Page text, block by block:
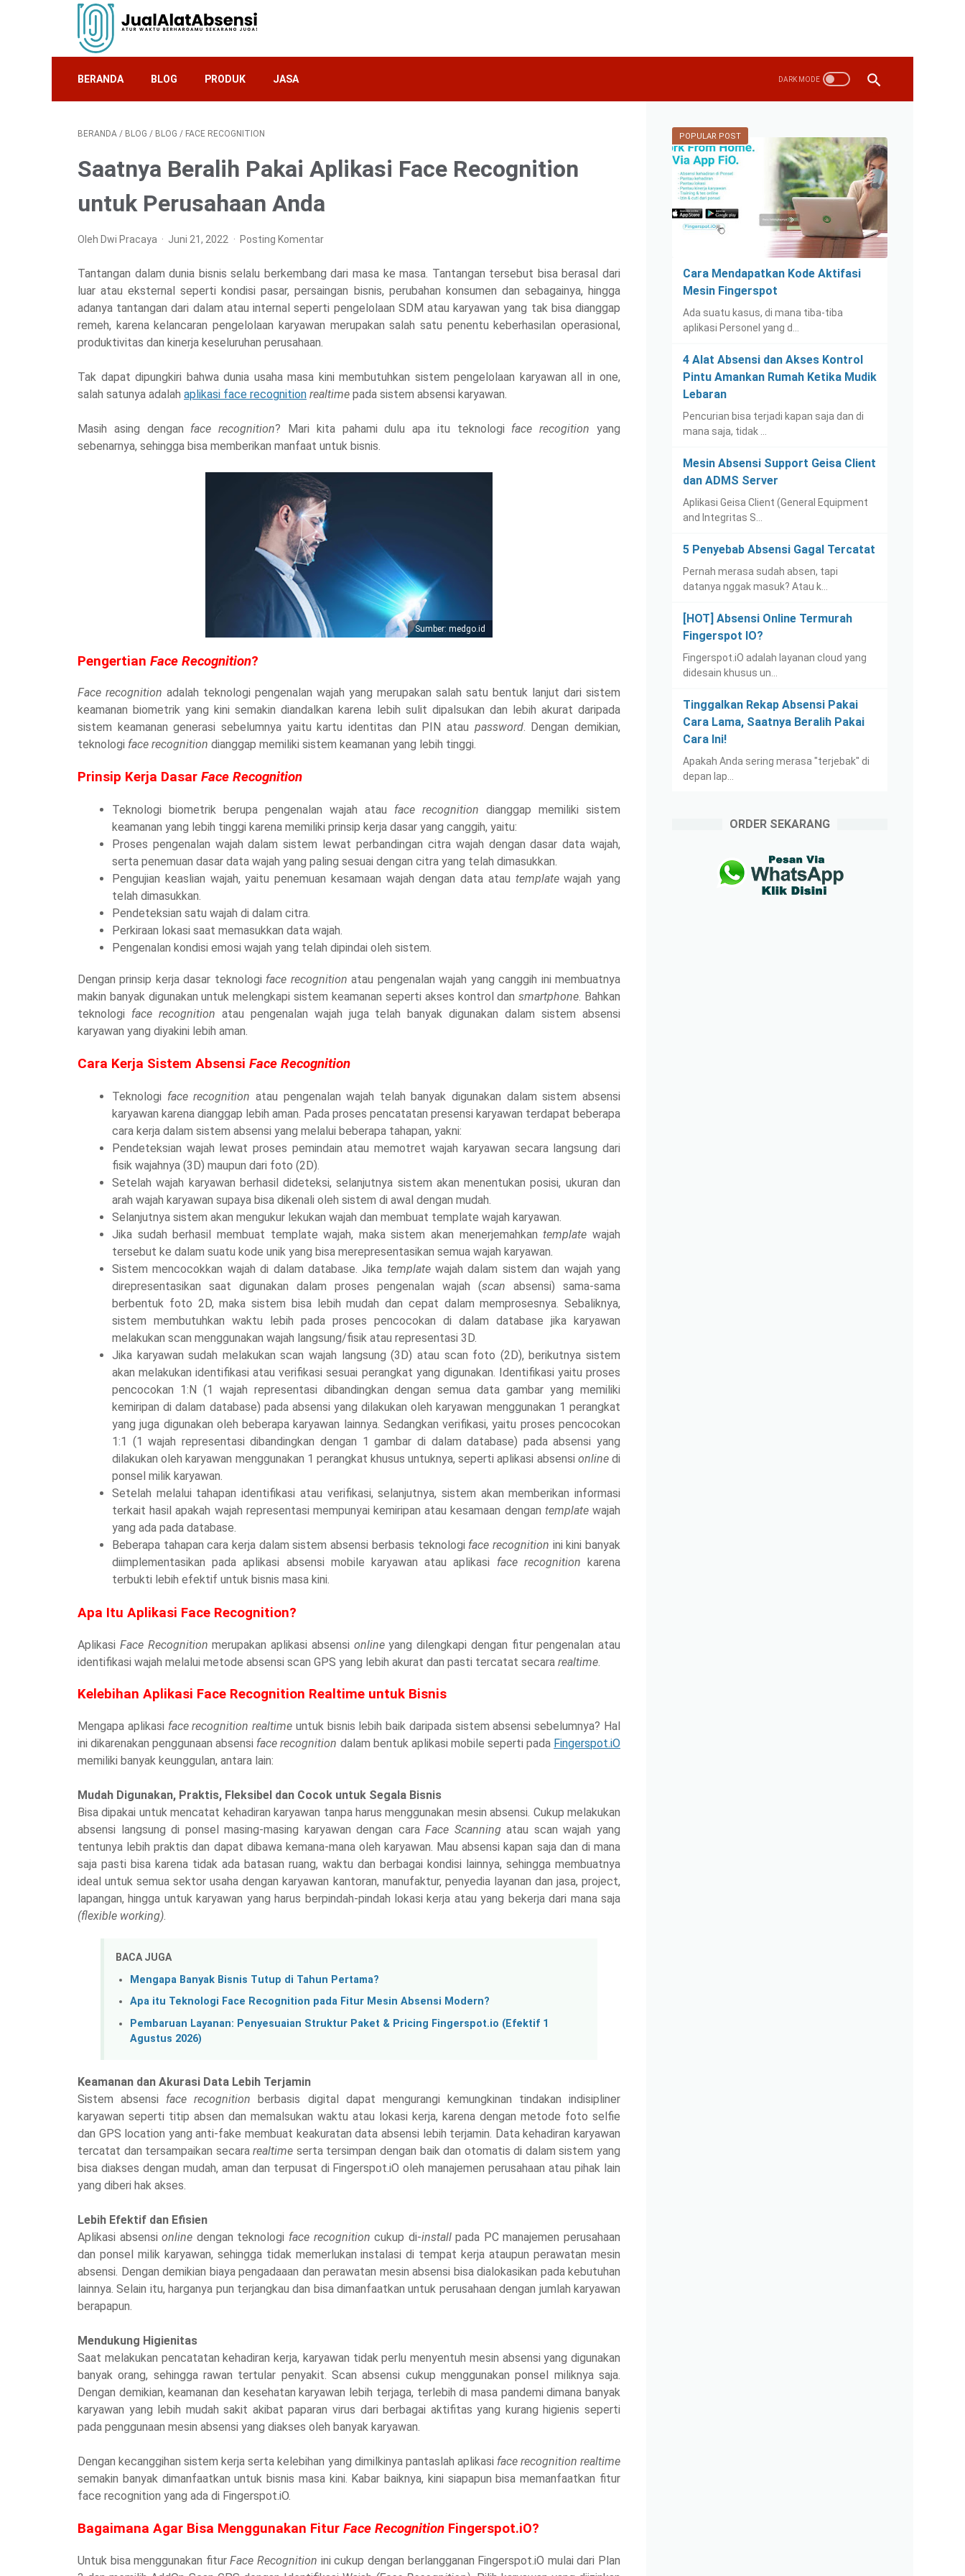
BERANDA BLOG PRODUK JASA
BERANDA / BLOG / BLOG / FACE RECOGNITION
Saatnya Beralih Pakai Aplikasi Face Recognition
untuk Perusahaan Anda
Oleh Dwi Pracaya Juni 21, 2022 Posting Komentar
Tantangan dalam dunia bisnis selalu berkembang dari masa ke masa. Tantangan tersebut bisa berasal dari
luar atau eksternal seperti kondisi pasar, persaingan bisnis, perubahan konsumen dan sebagainya, hingga
adanya tantangan dari dalam atau internal seperti pengelolaan SDM atau karyawan yang tak bisa dianggap
remeh, karena kelancaran pengelolaan karyawan merupakan salah satu penentu keberhasilan operasional,
produktivitas dan kinerja keseluruhan perusahaan.
Tak dapat dipungkiri bahwa dunia usaha masa kini membutuhkan sistem pengelolaan karyawan all in one,
salah satunya adalah aplikasi face recognition realtime pada sistem absensi karyawan.
Masih asing dengan face recognition? Mari kita pahami dulu apa itu teknologi face recogition yang
sebenarnya, sehingga bisa memberikan manfaat untuk bisnis.
Sumber: medgo.id
Pengertian Face Recognition?
Face recognition adalah teknologi pengenalan wajah yang merupakan salah satu bentuk lanjut dari sistem
keamanan biometrik yang kini semakin diandalkan karena lebih sulit dipalsukan dan lebih akurat daripada
sistem keamanan generasi sebelumnya yaitu kartu identitas dan PIN atau password. Dengan demikian,
teknologi face recognition dianggap memiliki sistem keamanan yang lebih tinggi.
Prinsip Kerja Dasar Face Recognition
Teknologi biometrik berupa pengenalan wajah atau face recognition dianggap memiliki sistem
keamanan yang lebih tinggi karena memiliki prinsip kerja dasar yang canggih, yaitu:
Proses pengenalan wajah dalam sistem lewat perbandingan citra wajah dengan dasar data wajah,
serta penemuan dasar data wajah yang paling sesuai dengan citra yang telah dimasukkan.
Pengujian keaslian wajah, yaitu penemuan kesamaan wajah dengan data atau templatewajah yang
telah dimasukkan.
Pendeteksian satu wajah di dalam citra.
Perkiraan lokasi saat memasukkan data wajah.
Pengenalan kondisi emosi wajah yang telah dipindai oleh sistem.
Dengan prinsip kerja dasar teknologi face recognition atau pengenalan wajah yang canggih ini membuatnya
makin banyak digunakan untuk melengkapi sistem keamanan seperti akses kontrol dansmartphone. Bahkan
teknologi face recognition atau pengenalan wajah juga telah banyak digunakan dalam sistem absensi
karyawan yang diyakini lebih aman.
Cara Kerja Sistem Absensi Face Recognition
Teknologi face recognition atau pengenalan wajah telah banyak digunakan dalam sistem absensi
karyawan karena dianggap lebih aman. Pada proses pencatatan presensi karyawan terdapat beberapa
cara kerja dalam sistem absensi yang melalui beberapa tahapan, yakni:
Pendeteksian wajah lewat proses pemindain atau memotret wajah karyawan secara langsung dari
fisik wajahnya (3D) maupun dari foto (2D).
Setelah wajah karyawan berhasil dideteksi, selanjutnya sistem akan menentukan posisi, ukuran dan
arah wajah karyawan supaya bisa dikenali oleh sistem di awal dengan mudah.
Selanjutnya sistem akan mengukur lekukan wajah dan membuat template wajah karyawan.
Jika sudah berhasil membuat template wajah, maka sistem akan menerjemahkantemplatewajah
tersebut ke dalam suatu kode unik yang bisa merepresentasikan semua wajah karyawan.
Sistem mencocokkan wajah di dalam database. Jika templatewajah dalam sistem dan wajah yang
direpresentasikan saat digunakan dalam proses pengenalan wajah (scan absensi) sama-sama
berbentuk foto 2D, maka sistem bisa lebih mudah dan cepat dalam memprosesnya. Sebaliknya,
sistem membutuhkan waktu lebih pada proses pencocokan di dalam database jika karyawan
melakukan scan menggunakan wajah langsung/fisik atau representasi 3D.
Jika karyawan sudah melakukan scan wajah langsung (3D) atau scan foto (2D), berikutnya sistem
akan melakukan identifikasi atau verifikasi sesuai perangkat yang digunakan. Identifikasi yaitu proses
pencocokan 1:N (1 wajah representasi dibandingkan dengan semua data gambar yang memiliki
kemiripan di dalam database) pada absensi yang dilakukan oleh karyawan menggunakan 1 perangkat
yang juga digunakan oleh beberapa karyawan lainnya. Sedangkan verifikasi, yaitu proses pencocokan
1:1 (1 wajah representasi dibandingkan dengan 1 gambar di dalam database) pada absensi yang
dilakukan oleh karyawan menggunakan 1 perangkat khusus untuknya, seperti aplikasi absensi onlinedi
ponsel milik karyawan.
Setelah melalui tahapan identifikasi atau verifikasi, selanjutnya, sistem akan memberikan informasi
terkait hasil apakah wajah representasi mempunyai kemiripan atau kesamaan dengan templatewajah
yang ada pada database.
Beberapa tahapan cara kerja dalam sistem absensi berbasis teknologi face recognition ini kini banyak
diimplementasikan pada aplikasi absensi mobile karyawan atau aplikasi face recognition karena
terbukti lebih efektif untuk bisnis masa kini.
Apa Itu Aplikasi Face Recognition?
Aplikasi Face Recognition merupakan aplikasi absensi onlineyang dilengkapi dengan fitur pengenalan atau
identifikasi wajah melalui metode absensi scan GPS yang lebih akurat dan pasti tercatat secara realtime
Kelebihan Aplikasi Face Recognition Realtime untuk Bisnis
Mengapa aplikasi face recognition realtime untuk bisnis lebih baik daripada sistem absensi sebelumnya? Hal
ini dikarenakan penggunaan absensi face recognition dalam bentuk aplikasi mobile seperti pada Fingerspot.iO
memiliki banyak keunggulan, antara lain:
Mudah Digunakan, Praktis, Fleksibel dan Cocok untuk Segala Bisnis
Bisa dipakai untuk mencatat kehadiran karyawan tanpa harus menggunakan mesin absensi. Cukup melakukan
absensi langsung di ponsel masing-masing karyawan dengan caraFace Scanningatau scan wajah yang
tentunya lebih praktis dan dapat dibawa kemana-mana oleh karyawan. Mau absensi kapan saja dan di mana
saja pasti bisa karena tidak ada batasan ruang, waktu dan berbagai kondisi lainnya, sehingga membuatnya
ideal untuk semua sektor usaha dengan karyawan kantoran, manufaktur, penyedia layanan dan jasa, project,
lapangan, hingga untuk karyawan yang harus berpindah-pindah lokasi kerja atau yang bekerja dari mana saja
(flexible working).
BACA JUGA
Mengapa Banyak Bisnis Tutup di Tahun Pertama?
Apa itu Teknologi Face Recognition pada Fitur Mesin Absensi Modern?
Pembaruan Layanan: Penyesuaian Struktur Paket & Pricing Fingerspot.io (Efektif 1
Agustus 2026)
Keamanan dan Akurasi Data Lebih Terjamin
Sistem absensi face recognition berbasis digital dapat mengurangi kemungkinan tindakan indisipliner
karyawan seperti titip absen dan memalsukan waktu atau lokasi kerja, karena dengan metode foto selfie
dan GPS location yang anti-fake membuat keakuratan data absensi lebih terjamin. Data kehadiran karyawan
tercatat dan tersampaikan secararealtime serta tersimpan dengan baik dan otomatis di dalam sistem yang
bisa diakses dengan mudah, aman dan terpusat di Fingerspot.iO oleh manajemen perusahaan atau pihak lain
yang diberi hak akses.
Lebih Efektif dan Efisien
Aplikasi absensionline dengan teknologi face recognition cukup di-installpada PC manajemen perusahaan
dan ponsel milik karyawan, sehingga tidak memerlukan instalasi di tempat kerja ataupun perawatan mesin
absensi. Dengan demikian biaya pengadaaan dan perawatan mesin absensi bisa dialokasikan pada kebutuhan
lainnya. Selain itu, harganya pun terjangkau dan bisa dimanfaatkan untuk perusahaan dengan jumlah karyawan
berapapun.
Mendukung Higienitas
Saat melakukan pencatatan kehadiran kerja, karyawan tidak perlu menyentuh mesin absensi yang digunakan
banyak orang, sehingga rawan tertular penyakit. Scan absensi cukup menggunakan ponsel miliknya saja.
Dengan demikian, keamanan dan kesehatan karyawan lebih terjaga, terlebih di masa pandemi dimana banyak
karyawan yang lebih mudah sakit akibat paparan virus dari berbagai aktifitas yang kurang higienis seperti
pada penggunaan mesin absensi yang diakses oleh banyak karyawan.
Dengan kecanggihan sistem kerja serta kelebihan yang dimilkinya pantaslah aplikasi face recognition realtime
semakin banyak dimanfaatkan untuk bisnis masa kini. Kabar baiknya, kini siapapun bisa memanfaatkan fitur
face recognition yang ada di Fingerspot.iO.
Bagaimana Agar Bisa Menggunakan Fitur Face Recognition Fingerspot.iO?
Untuk bisa menggunakan fiturFace Recognition ini cukup dengan berlangganan Fingerspot.iO mulai dari Plan
POPULAR POST
Cara Mendapatkan Kode Aktifasi
Mesin Fingerspot
Ada suatu kasus, di mana tiba-tiba
aplikasi Personel yang d…
4 Alat Absensi dan Akses Kontrol
Pintu Amankan Rumah Ketika Mudik
Lebaran
Pencurian bisa terjadi kapan saja dan di
mana saja, tidak …
Mesin Absensi Support Geisa Client
dan ADMS Server
Aplikasi Geisa Client (General Equipment
and Integritas S…
5 Penyebab Absensi Gagal Tercatat
Pernah merasa sudah absen, tapi
datanya nggak masuk? Atau k…
[HOT] Absensi Online Termurah
Fingerspot IO?
Fingerspot.iO adalah layanan cloud yang
didesain khusus un…
Tinggalkan Rekap Absensi Pakai
Cara Lama, Saatnya Beralih Pakai
Cara Ini!
Apakah Anda sering merasa "terjebak" di
depan lap…
ORDER SEKARANG